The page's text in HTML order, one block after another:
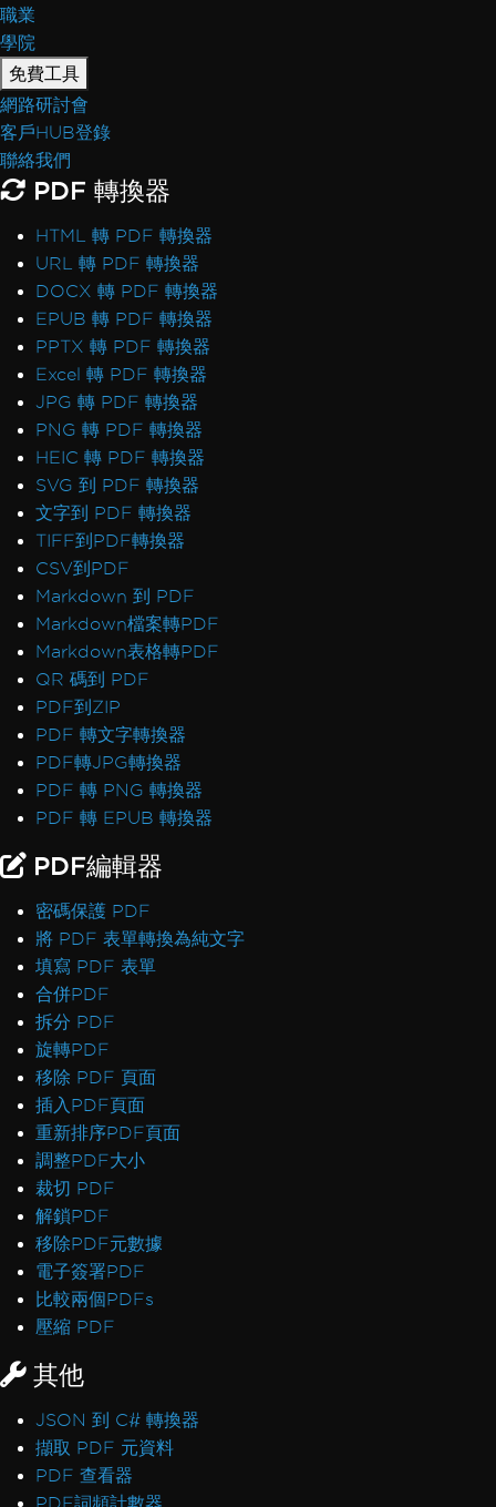
職業
學院
免費工具
網路研討會
客戶HUB登錄
聯絡我們
PDF 轉換器
HTML 轉 PDF 轉換器
URL 轉 PDF 轉換器
DOCX 轉 PDF 轉換器
EPUB 轉 PDF 轉換器
PPTX 轉 PDF 轉換器
Excel 轉 PDF 轉換器
JPG 轉 PDF 轉換器
PNG 轉 PDF 轉換器
HEIC 轉 PDF 轉換器
SVG 到 PDF 轉換器
文字到 PDF 轉換器
TIFF到PDF轉換器
CSV到PDF
Markdown 到 PDF
Markdown檔案轉PDF
Markdown表格轉PDF
QR 碼到 PDF
PDF到ZIP
PDF 轉文字轉換器
PDF轉JPG轉換器
PDF 轉 PNG 轉換器
PDF 轉 EPUB 轉換器
PDF編輯器
密碼保護 PDF
將 PDF 表單轉換為純文字
填寫 PDF 表單
合併PDF
拆分 PDF
旋轉PDF
移除 PDF 頁面
插入PDF頁面
重新排序PDF頁面
調整PDF大小
裁切 PDF
解鎖PDF
移除PDF元數據
電子簽署PDF
比較兩個PDFs
壓縮 PDF
其他
JSON 到 C# 轉換器
擷取 PDF 元資料
PDF 查看器